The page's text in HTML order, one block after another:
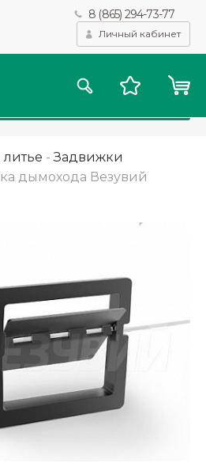
8 (865) 294-73-77
Личный кабинет
-Задвижки
дымохода Везувий
и другие подобные технологии
сбора статистики, повышения
предоставления вам возможности
Подробнее